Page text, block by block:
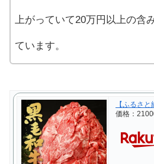
上がっていて20万円以上の含
ています。
【ふるさ
価格：